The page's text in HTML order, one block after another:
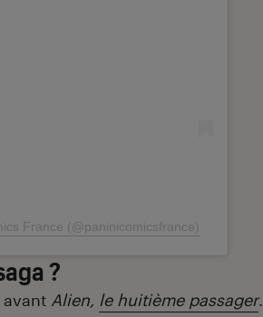
France (@paninicomicsfrance)
?
Alien, le huitième passager.